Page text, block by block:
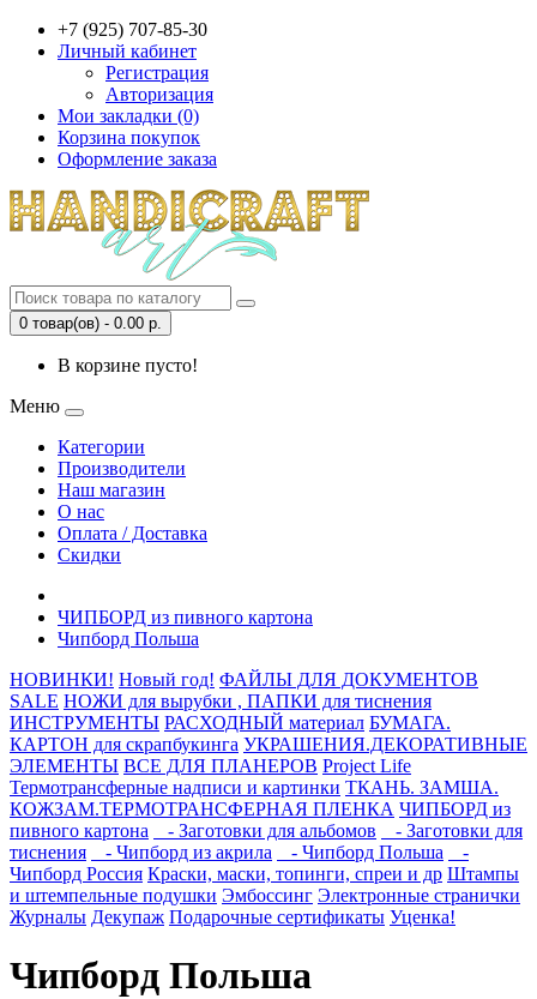
+7 (925) 707-85-30
Личный кабинет
Регистрация
Авторизация
Мои закладки (0)
Корзина покупок
Оформление заказа
0 товар(ов) - 0.00 р.
В корзине пусто!
Меню
Категории
Производители
Наш магазин
О нас
Оплата / Доставка
Скидки
ЧИПБОРД из пивного картона
Чипборд Польша
НОВИНКИ! Новый год! ФАЙЛЫ ДЛЯ ДОКУМЕНТОВ
SALE НОЖИ для вырубки , ПАПКИ для тиснения
ИНСТРУМЕНТЫ РАСХОДНЫЙ материал БУМАГА.
КАРТОН для скрапбукинга УКРАШЕНИЯ.ДЕКОРАТИВНЫЕ
ЭЛЕМЕНТЫ ВСЕ ДЛЯ ПЛАНЕРОВ Project Life
Термотрансферные надписи и картинки ТКАНЬ. ЗАМША.
КОЖЗАМ.ТЕРМОТРАНСФЕРНАЯ ПЛЕНКА ЧИПБОРД из
пивного картона
- Заготовки для альбомов
- Заготовки для
тиснения
- Чипборд из акрила - Чипборд Польша
-
Чипборд Россия Краски, маски, топинги, спреи и др Штампы
и штемпельные подушки Эмбоссинг Электронные странички
Журналы Декупаж Подарочные сертификаты Уценка!
Чипборд Польша